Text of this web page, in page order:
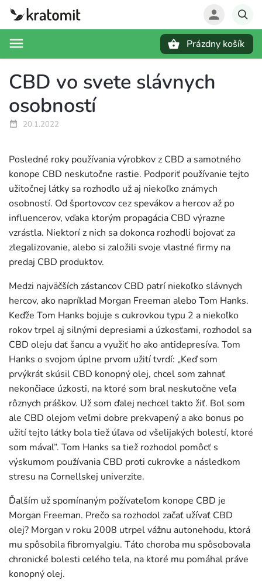
Prázdny košík
CBD vo svete slávnych
osobností
20.1.2022
Posledné roky používania výrobkov z CBD a samotného
konope CBD neskutočne rastie. Podporiť používanie tejto
užitočnej látky sa rozhodlo už aj niekoľko známych
osobností. Od športovcov cez spevákov a hercov až po
influencerov, vďaka ktorým propagácia CBD výrazne
vzrástla. Niektorí z nich sa dokonca rozhodli bojovať za
zlegalizovanie, alebo si založili svoje vlastné firmy na
predaj CBD produktov.
Medzi najväčších zástancov CBD patrí niekoľko slávnych
hercov, ako napríklad Morgan Freeman alebo Tom Hanks.
Keďže Tom Hanks bojuje s cukrovkou typu 2 a niekoľko
rokov trpel aj silnými depresiami a úzkosťami, rozhodol sa
CBD oleju dať šancu a využiť ho ako antidepresíva. Tom
Hanks o svojom úplne prvom užití tvrdí: „Keď som
prvýkrát skúsil CBD konopný olej, chcel som zahnať
nekončiace úzkosti, na ktoré som bral neskutočne veľa
rôznych práškov. Už som ďalej nechcel takto žiť. Bol som
ale CBD olejom veľmi dobre prekvapený a ako bonus po
užití tejto látky bola tiež úľava od všelijakých bolestí, ktoré
som mával”. Tom Hanks sa tiež rozhodol pomôcť s
výskumom používania CBD proti cukrovke a následkom
stresu na Cornellskej univerzite.
Ďalším už spomínaným požívateľom konope CBD je
Morgan Freeman. Prečo sa rozhodol začať užívať CBD
olej? Morgan v roku 2008 utrpel vážnu autonehodu, ktorá
mu spôsobila fibromyalgiu. Táto choroba mu spôsobovala
chronické bolesti celého tela, na ktoré mu pomáhal práve
konopný olej.